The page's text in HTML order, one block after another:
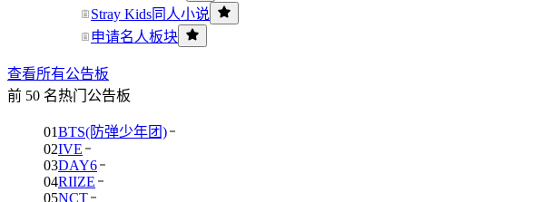
Stray Kids同人小说
申请名人板块
查看所有公告板
前 50 名热门公告板
01BTS(防弹少年团)
02IVE
03DAY6
04RIIZE
05NCT